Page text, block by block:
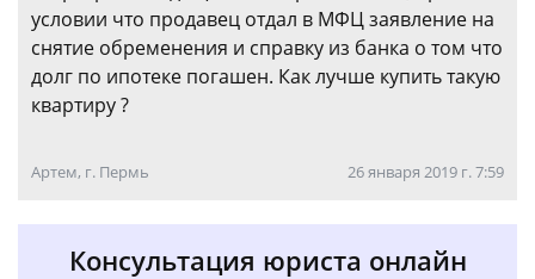
условии что продавец отдал в МФЦ заявление на
снятие обременения и справку из банка о том что
долг по ипотеке погашен. Как лучше купить такую
квартиру ?
Артем, г. Пермь 26 января 2019 г. 7:59
Консультация юриста онлайн